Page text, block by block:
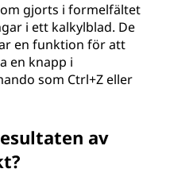
gjorts i formelfältet
i ett kalkylblad. De
en funktion för att
en knapp i
som Ctrl+Z eller
av